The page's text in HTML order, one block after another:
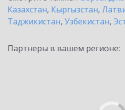
Казахстан, Кыргызстан,
Таджикистан, Узбекистан,
Партнеры в вашем регионе: